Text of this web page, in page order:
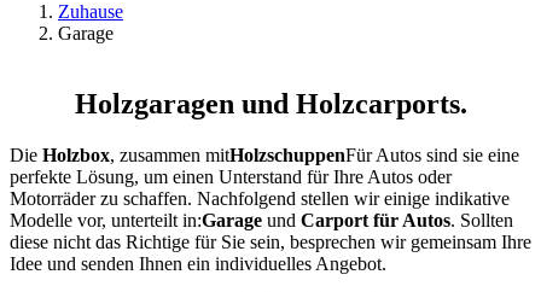
Zuhause
Garage
Holzgaragen und Holzcarports.
Die Holzbox, zusammen mitHolzschuppenFür Autos sind sie eine
perfekte Lösung, um einen Unterstand für Ihre Autos oder
Motorräder zu schaffen. Nachfolgend stellen wir einige indikative
Modelle vor, unterteilt in:Garage und Carport für Autos. Sollten
diese nicht das Richtige für Sie sein, besprechen wir gemeinsam Ihre
Idee und senden Ihnen ein individuelles Angebot.